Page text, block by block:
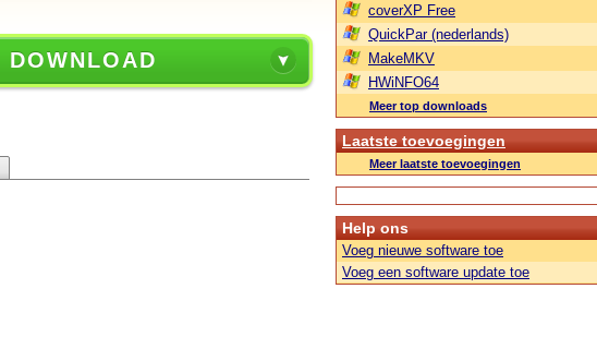
DOWNLOAD
coverXP Free
QuickPar (nederlands)
MakeMKV
HWiNFO64
Meer top downloads
Laatste toevoegingen
Meer laatste toevoegingen
Help ons
Voeg nieuwe software toe
Voeg een software update toe